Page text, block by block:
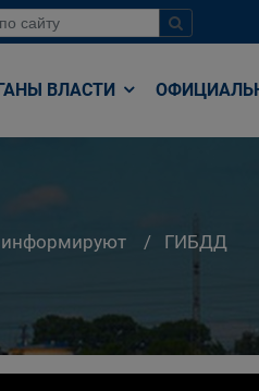
ВЛАСТИ
информируют ГИБДД